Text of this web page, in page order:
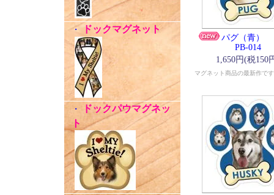
・ドックマグネット
・
ドックパウマグネッ
ト
パグ（
PB-014
1,650円(税150
マグネット商品の最新作です